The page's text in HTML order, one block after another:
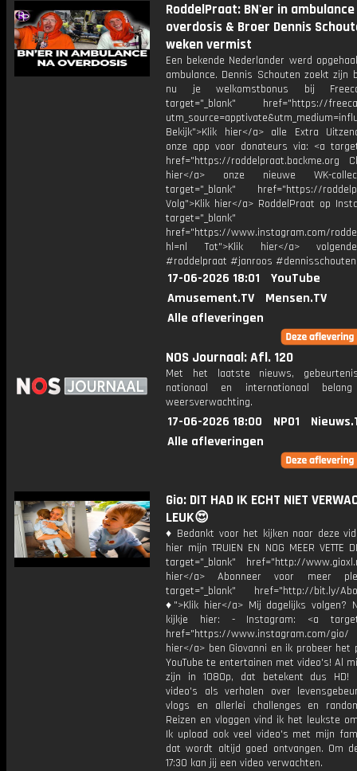
RoddelPraat: BN'er in
overdosis & Broer Dennis
weken vermist
Een bekende Nederlander werd
ambulance. Dennis Schouten zoekt zijn
nu je welkomstbonus bij
target="_blank" href="https://
Bekijk">Klik hier</a> alle Extra
onze app voor donateurs via: <a
href="https://roddelpraat.backme.org
hier</a> onze nieuwe WK-
target="_blank" href="https://
Volg">Klik hier</a> RoddelPraat op
target="_blank"
href="https://www.instagram.com/
hl=nl Tot">Klik hier</a>
#roddelpraat #janroos #dennisschouten
17-06-2026 18:01
YouTube
Amusement.TV
Mensen.TV
Alle afleveringen
NOS Journaal: Afl. 120
Met het laatste nieuws,
nationaal en internationaal
weersverwachting.
17-06-2026 18:00 NPO1
Alle afleveringen
Gio: DIT HAD IK ECHT NIET
LEUK😍
♦ Bedankt voor het kijken naar deze
hier mijn TRUIEN EN NOG MEER VETTE
target="_blank" href="http://
hier</a> Abonneer voor meer
target="_blank" href="http://bit.ly/
♦">Klik hier</a> Mij dagelijks volgen?
kijkje hier: - Instagram: <a
href="https://www.instagram.com/
hier</a> ben Giovanni en ik probeer het
YouTube te entertainen met video's! Al
zijn in 1080p, dat betekent dus HD!
video's als verhalen over
vlogs en allerlei challenges en
Reizen en vloggen vind ik het leukste
Ik upload ook veel video's met mijn
dat wordt altijd goed ontvangen. Om
17:30 kan jij een video verwachten.